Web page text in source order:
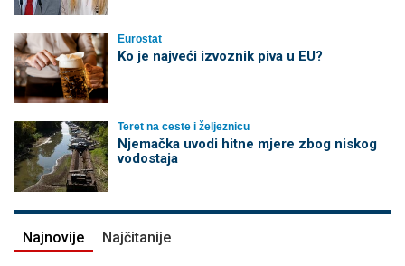
Eurostat
Ko je najveći izvoznik piva u EU?
Teret na ceste i željeznicu
Njemačka uvodi hitne mjere zbog niskog
vodostaja
Najnovije Najčitanije